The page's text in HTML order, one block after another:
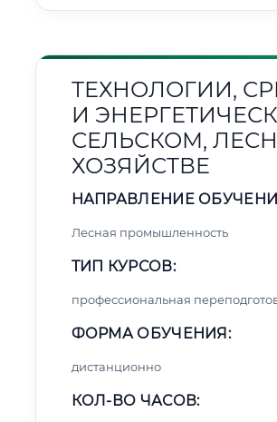
ТЕХНОЛОГИИ,
И
СЕЛЬСКОМ,
ХОЗЯЙСТВЕ
НАПРАВЛЕНИЕ
Лесная промышленность
ТИП КУРСОВ:
профессиональная
ФОРМА ОБУЧЕНИЯ:
дистанционно
КОЛ-ВО ЧАСОВ: